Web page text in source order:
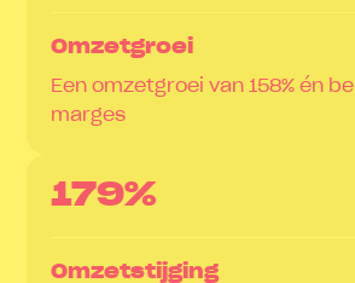
Omzetgroei
Een omzetgroei van 158% én
marges
179%
Omzetstijging